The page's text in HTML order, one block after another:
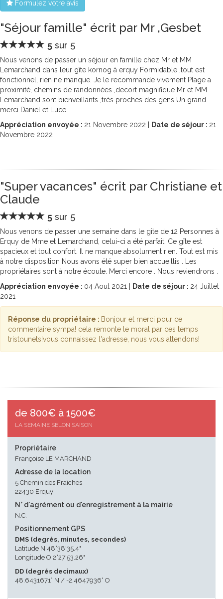
Formulez votre avis
"Séjour famille" écrit par Mr ,Gesbet
5 sur 5
Nous venons de passer un séjour en famille chez Mr et MM
Lemarchand dans leur gîte kornog à erquy Formidable ,tout est
fonctionnel, rien ne manque. Je le recommande vivement Plage a
proximité, chemins de randonnées ,decort magnifique Mr et MM
Lemarchand sont bienveillants ,très proches des gens Un grand
merci Daniel et Luce
Appréciation envoyée : 21 Novembre 2022 | Date de séjour : 21
Novembre 2022
"Super vacances" écrit par Christiane et
Claude
5 sur 5
Nous venons de passer une semaine dans le gîte de 12 Personnes à
Erquy de Mme et Lemarchand, celui-ci a été parfait. Ce gîte est
spacieux et tout confort. Il ne manque absolument rien. Tout est mis
à notre disposition Nous avons été super bien accueillis . Les
propriétaires sont à notre écoute. Merci encore . Nous reviendrons .
Appréciation envoyée : 04 Aout 2021 | Date de séjour : 24 Juillet
2021
Réponse du propriétaire : Bonjour et merci pour ce
commentaire sympa! cela remonte le moral par ces temps
tristounets!vous connaissez l'adresse, nous vous attendons!
de 800€ à 1500€
LA SEMAINE SELON SAISON
Propriétaire
Françoise LE MARCHAND
Adresse de la location
5 Chemin des Fraîches
22430 Erquy
N° d'agrément ou d'enregistrement à la mairie
N.C.
Positionnement GPS
DMS (degrés, minutes, secondes)
Latitude N 48°38'35.4"
Longitude O 2°27'53.26"
DD (degrés decimaux)
48.6431671° N / -2.4647936° O